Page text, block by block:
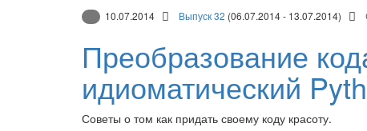
10.07.2014 Выпуск 32 (06.07.2014 - 13.07.2014)
Преобразование
идиоматический
Советы о том как придать своему коду красоту.